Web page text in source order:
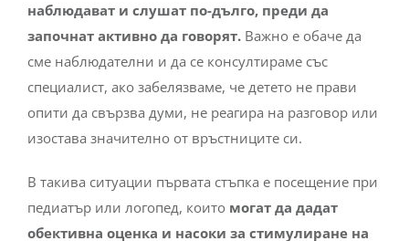
наблюдават и слушат по-дълго, преди да
започнат активно да говорят. Важно е обаче да
сме наблюдателни и да се консултираме със
специалист, ако забелязваме, че детето не прави
опити да свързва думи, не реагира на разговор или
изостава значително от връстниците си.
В такива ситуации първата стъпка е посещение при
педиатър или логопед, коитомогат да дадат
обективна оценка и насоки за стимулиране на